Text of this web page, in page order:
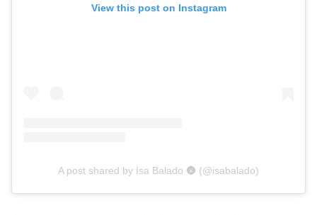
View this post on Instagram
A post shared by Isa Balado 🌚 (@isabalado)